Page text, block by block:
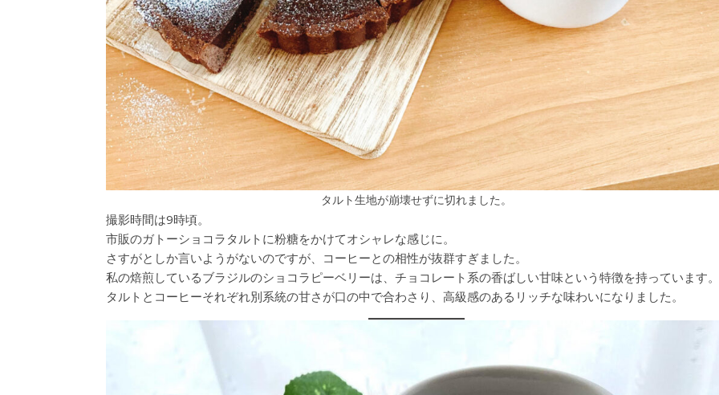
タルト生地が崩壊せずに切れました。
撮影時間は9時頃。
市販のガトーショコラタルトに粉糖をかけてオシャレな感じに。
さすがとしか言いようがないのですが、コーヒーとの相性が抜群すぎました。
私の焙煎しているブラジルのショコラピーベリーは、チョコレート系の香ばしい甘味という特徴を持っています。
タルトとコーヒーそれぞれ別系統の甘さが口の中で合わさり、高級感のあるリッチな味わいになりました。